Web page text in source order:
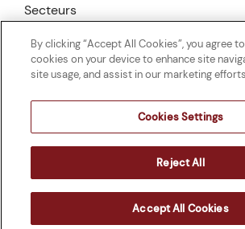
Secteurs
Publications
©2026186 Avocats
Mentions légales
Cookies
Conception :Adveris
By clicking “Accept All Cookies”, you agree
cookies on your device to enhance site
site usage, and assist in our marketing
Cookies Settings
Reject All
Accept All Cookies